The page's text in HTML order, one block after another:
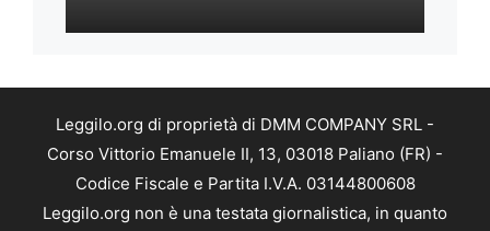
Leggilo.org di proprietà di DMM COMPANY SRL -
Corso Vittorio Emanuele II, 13, 03018 Paliano (FR) -
Codice Fiscale e Partita I.V.A. 03144800608
Leggilo.org non è una testata giornalistica, in quanto